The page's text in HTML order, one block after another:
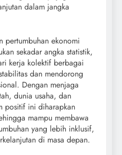
dalam jangka
pertumbuhan ekonomi
sekadar angka statistik,
kerja kolektif berbagai
dan mendorong
Dengan menjaga
dunia usaha, dan
positif ini diharapkan
mampu membawa
yang lebih inklusif,
di masa depan.